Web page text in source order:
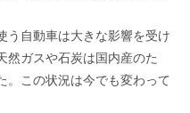
う自動車は大きな影響を受け
然ガスや石炭は国内産のた
。この状況は今でも変わって